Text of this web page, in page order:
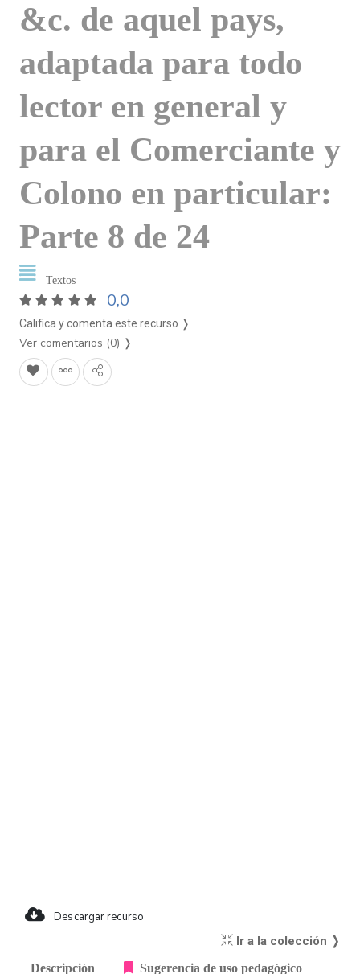
&c. de aquel pays,
adaptada para todo
lector en general y
para el Comerciante y
Colono en particular:
Parte 8 de 24
Textos
0,0
Califica y comenta este recurso ❭
Ver comentarios (0) ❭
Descargar recurso
Ir a la colección ❭
Descripción Sugerencia de uso pedagógico